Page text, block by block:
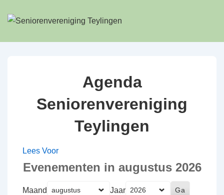
Doorgaan
Agenda
Seniorenvereniging
Teylingen
Lees Voor
Evenementen in augustus 2026
Maand Jaar